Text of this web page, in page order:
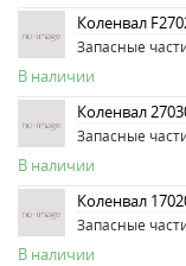
Коленвал
Запасные
В наличии
Коленвал
Запасные
В наличии
Коленвал
Запасные
В наличии